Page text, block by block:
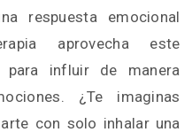
respuesta emocional
aprovecha este
para influir de manera
¿Te imaginas
con solo inhalar una